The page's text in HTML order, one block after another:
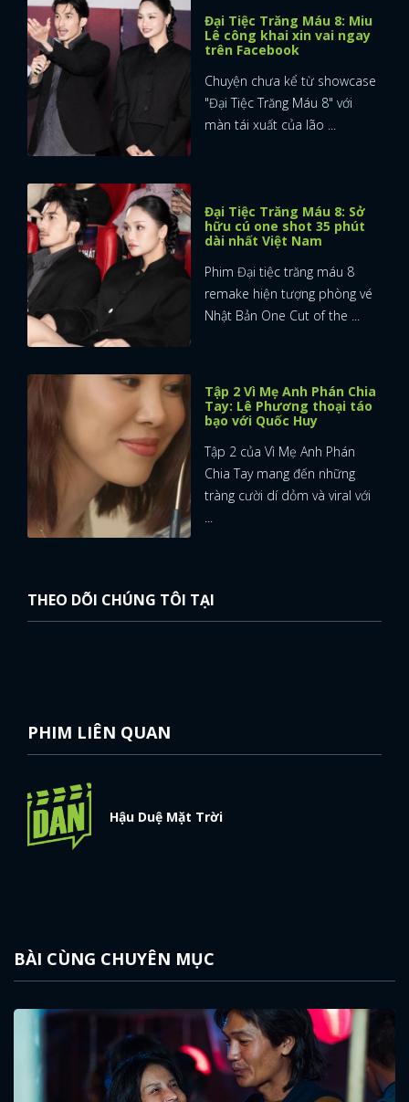
Đại Tiệc Trăng Máu 8: Miu
Lê công khai xin vai ngay
trên Facebook
Chuyện chưa kể từ showcase
"Đại Tiệc Trăng Máu 8" với
màn tái xuất của lão ...
Đại Tiệc Trăng Máu 8: Sở
hữu cú one shot 35 phút
dài nhất Việt Nam
Phim Đại tiệc trăng máu 8
remake hiện tượng phòng vé
Nhật Bản One Cut of the ...
Tập 2 Vì Mẹ Anh Phán Chia
Tay: Lê Phương thoại táo
bạo với Quốc Huy
Tập 2 của Vì Mẹ Anh Phán
Chia Tay mang đến những
tràng cười dí dỏm và viral với
...
THEO DÕI CHÚNG TÔI TẠI
PHIM LIÊN QUAN
Hậu Duệ Mặt Trời
BÀI CÙNG CHUYÊN MỤC